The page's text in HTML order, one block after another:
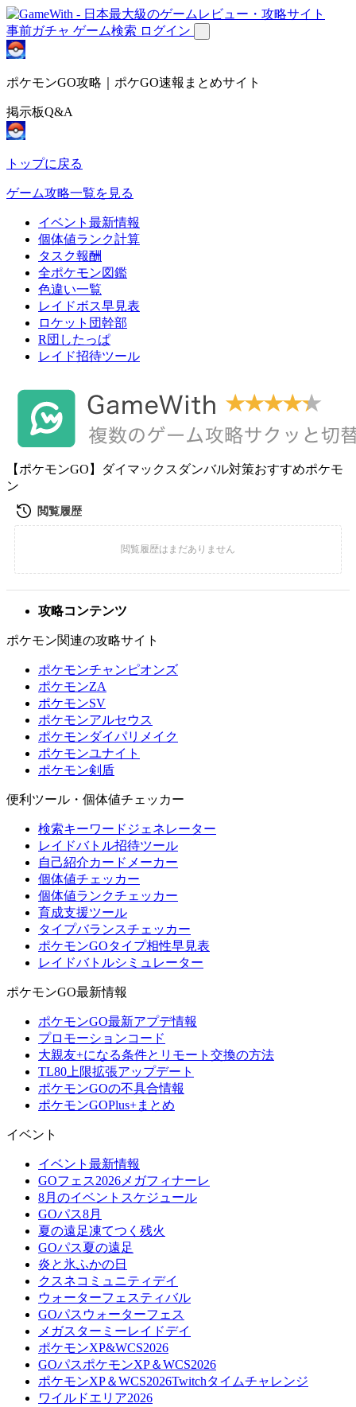
事前ガチャ ゲーム検索 ログイン
ポケモンGO攻略｜ポケGO速報まとめサイト
掲示板Q&A
トップに戻る
ゲーム攻略一覧を見る
イベント最新情報
個体値ランク計算
タスク報酬
全ポケモン図鑑
色違い一覧
レイドボス早見表
ロケット団幹部
R団したっぱ
レイド招待ツール
【ポケモンGO】ダイマックスダンバル対策おすすめポケモ
ン
攻略コンテンツ
ポケモン関連の攻略サイト
ポケモンチャンピオンズ
ポケモンZA
ポケモンSV
ポケモンアルセウス
ポケモンダイパリメイク
ポケモンユナイト
ポケモン剣盾
便利ツール・個体値チェッカー
検索キーワードジェネレーター
レイドバトル招待ツール
自己紹介カードメーカー
個体値チェッカー
個体値ランクチェッカー
育成支援ツール
タイプバランスチェッカー
ポケモンGOタイプ相性早見表
レイドバトルシミュレーター
ポケモンGO最新情報
ポケモンGO最新アプデ情報
プロモーションコード
大親友+になる条件とリモート交換の方法
TL80上限拡張アップデート
ポケモンGOの不具合情報
ポケモンGOPlus+まとめ
イベント
イベント最新情報
GOフェス2026メガフィナーレ
8月のイベントスケジュール
GOパス8月
夏の遠足凍てつく残火
GOパス夏の遠足
炎と氷ふかの日
クスネコミュニティデイ
ウォーターフェスティバル
GOパスウォーターフェス
メガスターミーレイドデイ
ポケモンXP&WCS2026
GOパスポケモンXP＆WCS2026
ポケモンXP＆WCS2026Twitchタイムチャレンジ
ワイルドエリア2026